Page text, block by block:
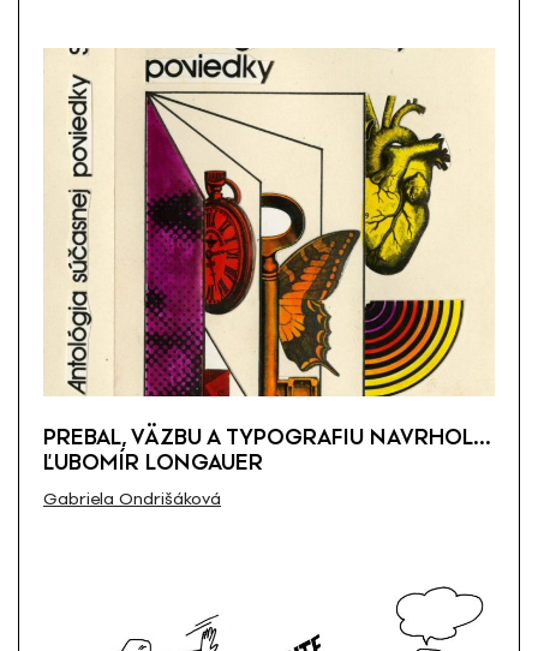
PREBAL, VÄZBU A TYPOGRAFIU NAVRHOL…
ĽUBOMÍR LONGAUER
Gabriela Ondrišáková